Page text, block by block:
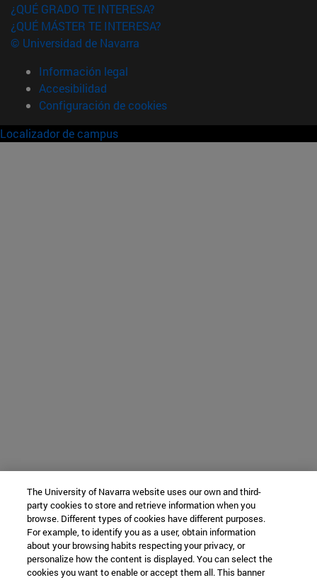
¿QUÉ GRADO TE INTERESA?
¿QUÉ MÁSTER TE INTERESA?
© Universidad de Navarra
Información legal
Accesibilidad
Configuración de cookies
Localizador de campus
The University of Navarra website uses our own and third-
party cookies to store and retrieve information when you
browse. Different types of cookies have different purposes.
For example, to identify you as a user, obtain information
about your browsing habits respecting your privacy, or
personalize how the content is displayed. You can select the
cookies you want to enable or accept them all. This banner